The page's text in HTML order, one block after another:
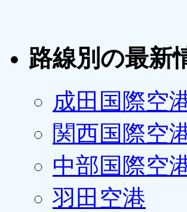
路線別の最新
成田国際空
関西国際空
中部国際空
羽田空港